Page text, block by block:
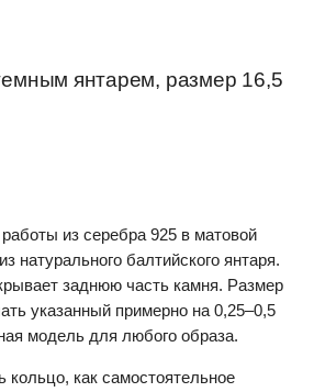
янтарем, размер 16,5
из серебра 925 в матовой
натурального балтийского янтаря.
заднюю часть камня. Размер
указанный примерно на 0,25–0,5
модель для любого образа.
как самостоятельное